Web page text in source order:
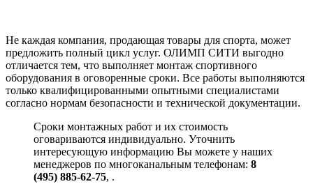
Не каждая компания, продающая товары для спорта, может
предложить полный цикл услуг. ОЛИМП СИТИ выгодно
отличается тем, что выполняет монтаж спортивного
оборудования в оговоренные сроки. Все работы выполняются
только квалифицированными опытными специалистами
согласно нормам безопасности и технической документации.
Сроки монтажных работ и их стоимость
оговариваются индивидуально. Уточнить
интересующую информацию Вы можете у наших
менеджеров по многоканальным телефонам: 8
(495) 885-62-75, .